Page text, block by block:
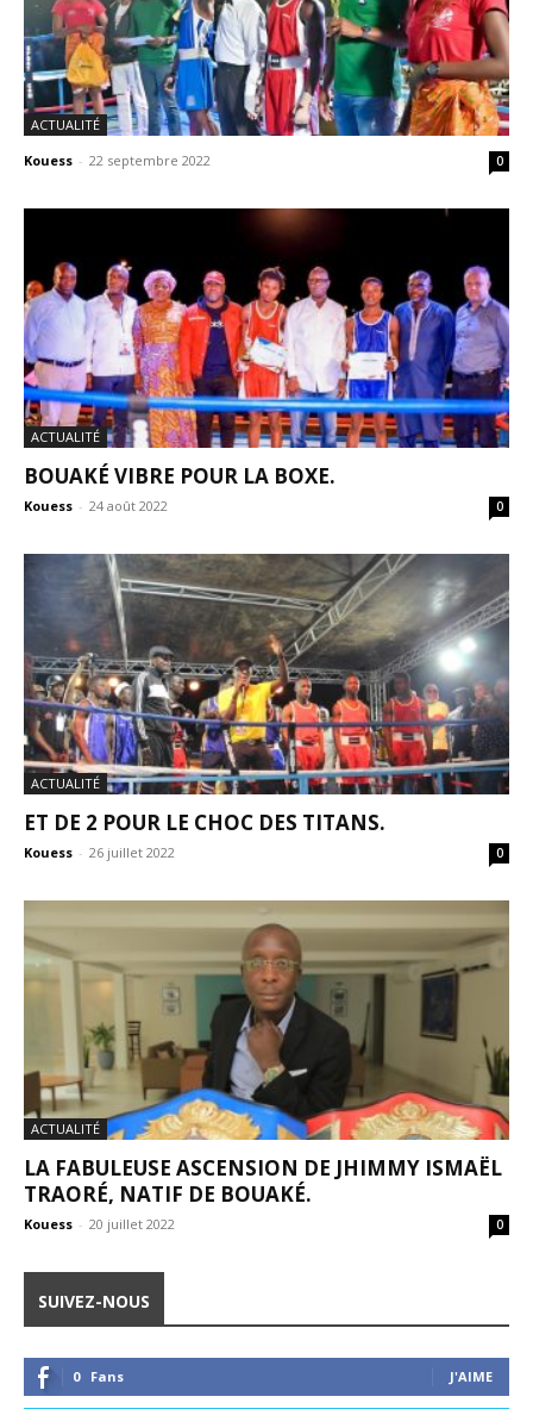
ACTUALITÉ
Kouess - 22 septembre 2022 0
ACTUALITÉ
BOUAKÉ VIBRE POUR LA BOXE.
Kouess - 24 août 2022 0
ACTUALITÉ
ET DE 2 POUR LE CHOC DES TITANS.
Kouess - 26 juillet 2022 0
ACTUALITÉ
LA FABULEUSE ASCENSION DE JHIMMY ISMAËL
TRAORÉ, NATIF DE BOUAKÉ.
Kouess - 20 juillet 2022 0
SUIVEZ-NOUS
0 Fans J'AIME